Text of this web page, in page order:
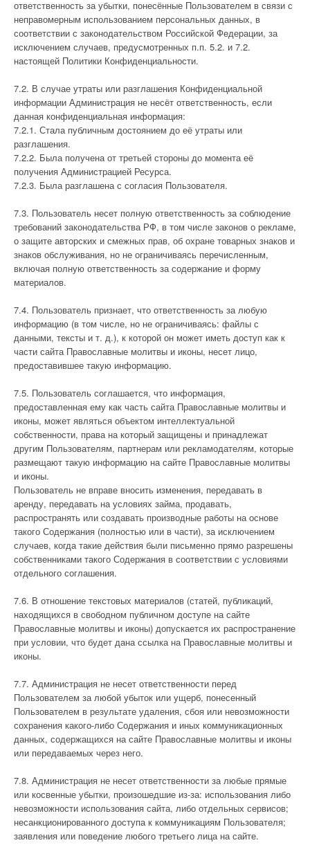
ответственность за убытки, понесённые Пользователем в связи с
неправомерным использованием персональных данных, в
соответствии с законодательством Российской Федерации, за
исключением случаев, предусмотренных п.п. 5.2. и 7.2.
настоящей Политики Конфиденциальности.
7.2. В случае утраты или разглашения Конфиденциальной
информации Администрация не несёт ответственность, если
данная конфиденциальная информация:
7.2.1. Стала публичным достоянием до её утраты или
разглашения.
7.2.2. Была получена от третьей стороны до момента её
получения Администрацией Ресурса.
7.2.3. Была разглашена с согласия Пользователя.
7.3. Пользователь несет полную ответственность за соблюдение
требований законодательства РФ, в том числе законов о рекламе,
о защите авторских и смежных прав, об охране товарных знаков и
знаков обслуживания, но не ограничиваясь перечисленным,
включая полную ответственность за содержание и форму
материалов.
7.4. Пользователь признает, что ответственность за любую
информацию (в том числе, но не ограничиваясь: файлы с
данными, тексты и т. д.), к которой он может иметь доступ как к
части сайта Православные молитвы и иконы, несет лицо,
предоставившее такую информацию.
7.5. Пользователь соглашается, что информация,
предоставленная ему как часть сайта Православные молитвы и
иконы, может являться объектом интеллектуальной
собственности, права на который защищены и принадлежат
другим Пользователям, партнерам или рекламодателям, которые
размещают такую информацию на сайте Православные молитвы
и иконы.
Пользователь не вправе вносить изменения, передавать в
аренду, передавать на условиях займа, продавать,
распространять или создавать производные работы на основе
такого Содержания (полностью или в части), за исключением
случаев, когда такие действия были письменно прямо разрешены
собственниками такого Содержания в соответствии с условиями
отдельного соглашения.
7.6. В отношение текстовых материалов (статей, публикаций,
находящихся в свободном публичном доступе на сайте
Православные молитвы и иконы) допускается их распространение
при условии, что будет дана ссылка на Православные молитвы и
иконы.
7.7. Администрация не несет ответственности перед
Пользователем за любой убыток или ущерб, понесенный
Пользователем в результате удаления, сбоя или невозможности
сохранения какого-либо Содержания и иных коммуникационных
данных, содержащихся на сайте Православные молитвы и иконы
или передаваемых через него.
7.8. Администрация не несет ответственности за любые прямые
или косвенные убытки, произошедшие из-за: использования либо
невозможности использования сайта, либо отдельных сервисов;
несанкционированного доступа к коммуникациям Пользователя;
заявления или поведение любого третьего лица на сайте.